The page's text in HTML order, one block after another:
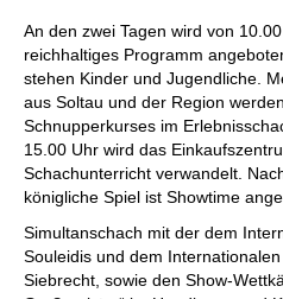
An den zwei Tagen wird von
reichhaltiges Programm
stehen Kinder und Jugendliche.
aus Soltau und der Region
Schnupperkurses im
15.00 Uhr wird das
Schachunterricht verwandelt.
königliche Spiel ist Showtime
Simultanschach mit der dem
Souleidis und dem
Siebrecht, sowie den Show-